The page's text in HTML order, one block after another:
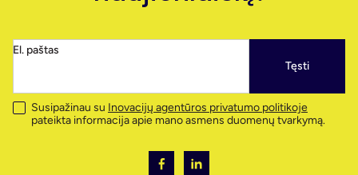
El. paštas
Tęsti
Susipažinau su Inovacijų agentūros privatumo politikoje
pateikta informacija apie mano asmens duomenų tvarkymą.